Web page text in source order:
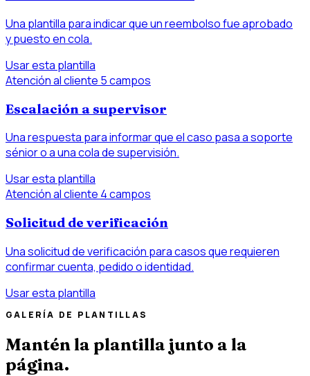
Una plantilla para indicar que un reembolso fue aprobado
y puesto en cola.
Usar esta plantilla
Atención al cliente 5 campos
Escalación a supervisor
Una respuesta para informar que el caso pasa a soporte
sénior o a una cola de supervisión.
Usar esta plantilla
Atención al cliente 4 campos
Solicitud de verificación
Una solicitud de verificación para casos que requieren
confirmar cuenta, pedido o identidad.
Usar esta plantilla
GALERÍA DE PLANTILLAS
Mantén la plantilla junto a la
página.